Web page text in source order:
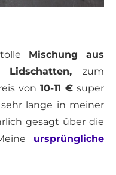
Mischung aus
zum
von 10-11 €super
lange in meiner
gesagt über die
ursprüngliche